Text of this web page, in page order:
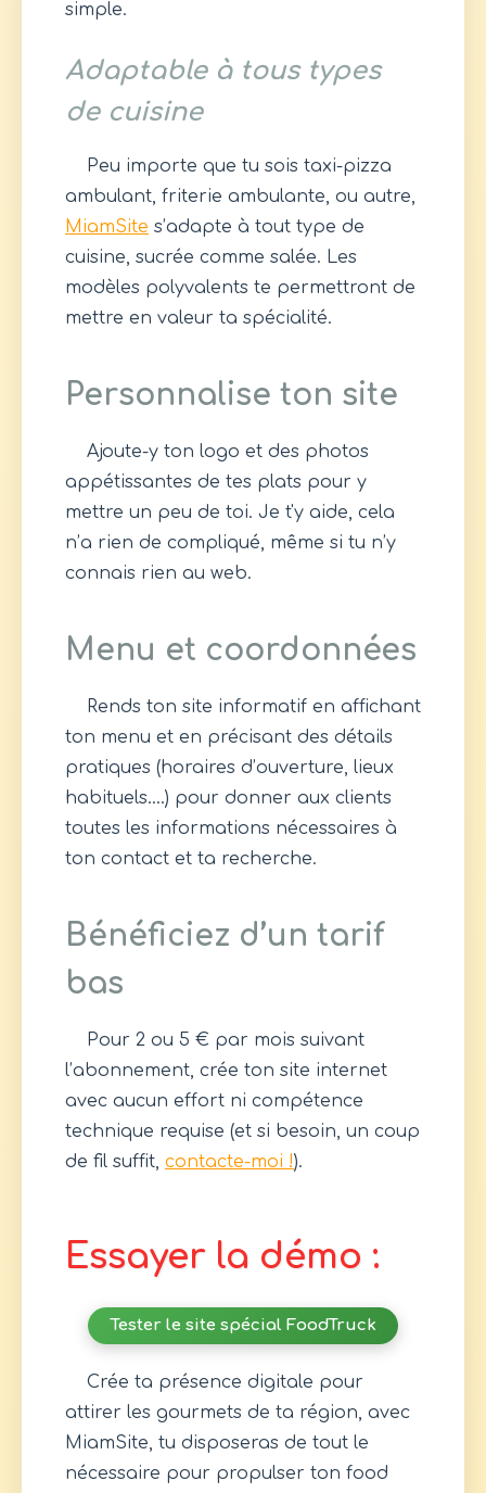
simple.
Adaptable à tous types
de cuisine
Peu importe que tu sois taxi-pizza
ambulant, friterie ambulante, ou autre,
MiamSite s’adapte à tout type de
cuisine, sucrée comme salée. Les
modèles polyvalents te permettront de
mettre en valeur ta spécialité.
Personnalise ton site
Ajoute-y ton logo et des photos
appétissantes de tes plats pour y
mettre un peu de toi. Je t'y aide, cela
n’a rien de compliqué, même si tu n’y
connais rien au web.
Menu et coordonnées
Rends ton site informatif en affichant
ton menu et en précisant des détails
pratiques (horaires d’ouverture, lieux
habituels….) pour donner aux clients
toutes les informations nécessaires à
ton contact et ta recherche.
Bénéficiez d’un tarif
bas
Pour 2 ou 5 € par mois suivant
l’abonnement, crée ton site internet
avec aucun effort ni compétence
technique requise (et si besoin, un coup
de fil suffit, contacte-moi !).
Essayer la démo :
Tester le site spécial FoodTruck
Crée ta présence digitale pour
attirer les gourmets de ta région, avec
MiamSite, tu disposeras de tout le
nécessaire pour propulser ton food